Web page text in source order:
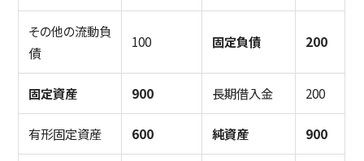
その他の流動負
債
100 固定負債 200
固定資産 900 長期借入金 200
有形固定資産 600 純資産 900